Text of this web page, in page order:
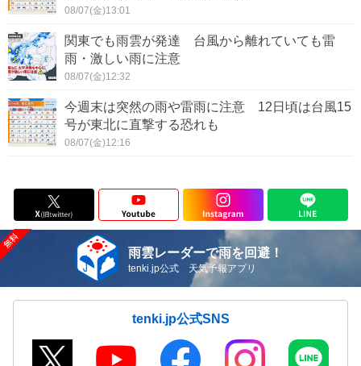
08/07(金)13:01
関東でも雨雲が発達 台風から離れていても雷
雨・激しい雨に注意
08/07(金)12:32
今週末は突然の雨や雷雨に注意 12日頃は台風15
号が東北に直撃する恐れも
08/07(金)12:16
雨雲レーダーで雨を回避！
tenki.jp公式 天気予報アプリ
tenki.jp公式SNS